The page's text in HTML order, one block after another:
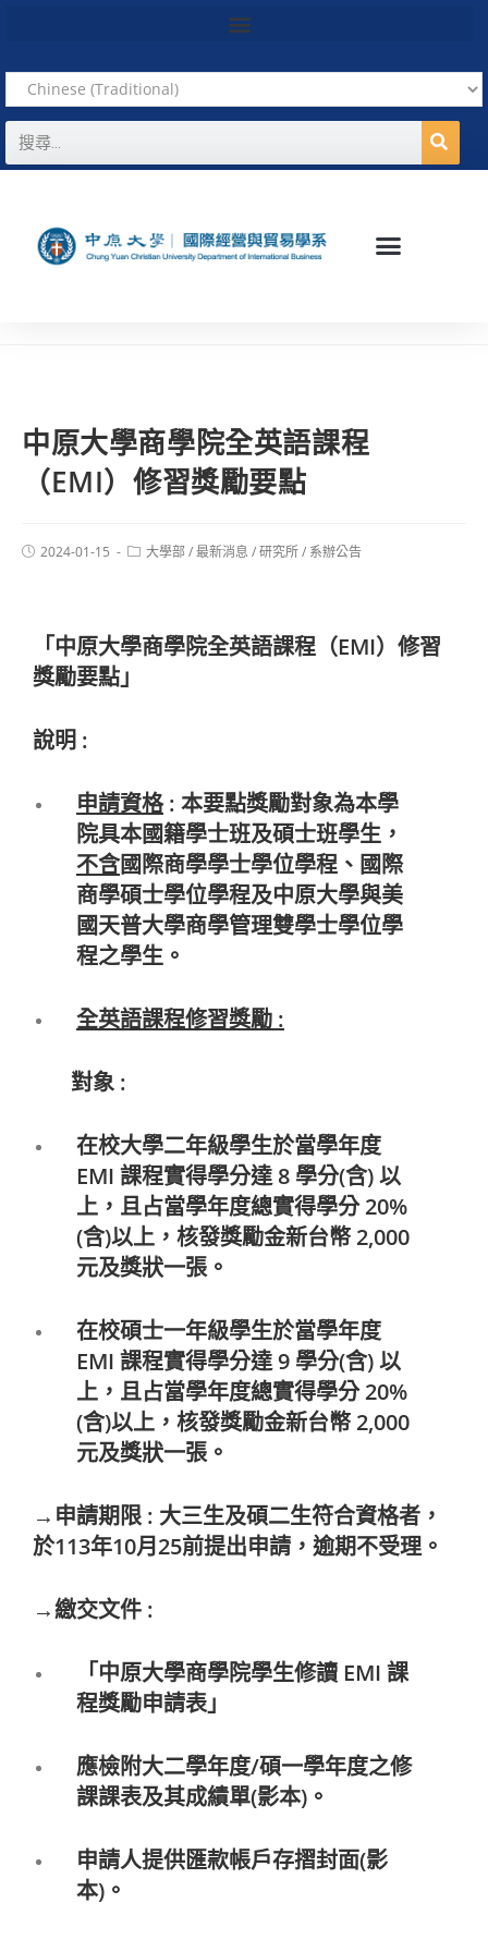
中原大學商學院全英語課程
（EMI）修習獎勵要點
2024-01-15 大學部/最新消息 /研究所/ 系辦公告
「中原大學商學院全英語課程（EMI）修習
獎勵要點」
說明 :
申請資格: 本要點獎勵對象為本學
院具本國籍學士班及碩士班學生 ，
不含國際商學學士學位學程、國際
商學碩士學位學程及中原大學與美
國天普大學商學管理雙學士學位學
程之學生。
全英語課程修習獎勵 :
對象 :
在校大學二年級學生於當學年度
EMI 課程實得學分達 8 學分(含) 以
上，且占當學年度總實得學分 20%
(含)以上，核發獎勵金新台幣 2,000
元及獎狀一張。
在校碩士一年級學生於當學年度
EMI 課程實得學分達 9 學分(含) 以
上，且占當學年度總實得學分 20%
(含)以上，核發獎勵金新台幣 2,000
元及獎狀一張。
→申請期限 : 大三生及碩二生符合資格者，
於113年10月25前提出申請，逾期不受理。
→繳交文件 :
「中原大學商學院學生修讀 EMI 課
程獎勵申請表」
應檢附大二學年度/碩一學年度之修
課課表及其成績單(影本)。
申請人提供匯款帳戶存摺封面(影
本)。